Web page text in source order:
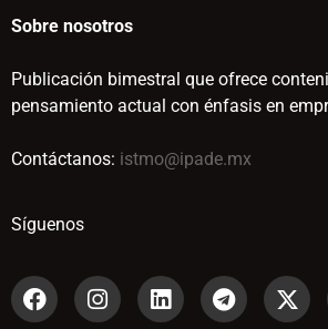
Sobre nosotros
Publicación bimestral que ofrece
pensamiento actual con énfasis en
Contáctanos: istmo@ipade.mx
Síguenos